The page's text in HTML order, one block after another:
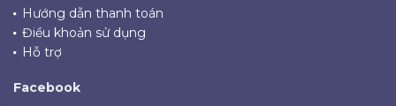
Hướng dẫn thanh toán
Điều khoản sử dụng
Hỗ trợ
Facebook